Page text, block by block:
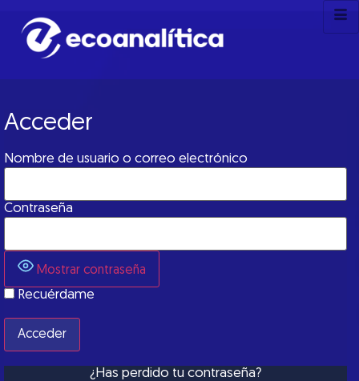
Acceder
Nombre de usuario o correo electrónico
Contraseña
Mostrar contraseña
Recuérdame
¿Has perdido tu contraseña?